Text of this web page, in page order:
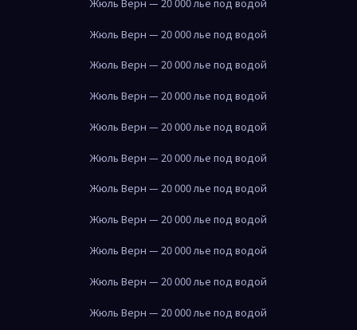
Жюль Верн — 20 000 лье под водой
Жюль Верн — 20 000 лье под водой
Жюль Верн — 20 000 лье под водой
Жюль Верн — 20 000 лье под водой
Жюль Верн — 20 000 лье под водой
Жюль Верн — 20 000 лье под водой
Жюль Верн — 20 000 лье под водой
Жюль Верн — 20 000 лье под водой
Жюль Верн — 20 000 лье под водой
Жюль Верн — 20 000 лье под водой